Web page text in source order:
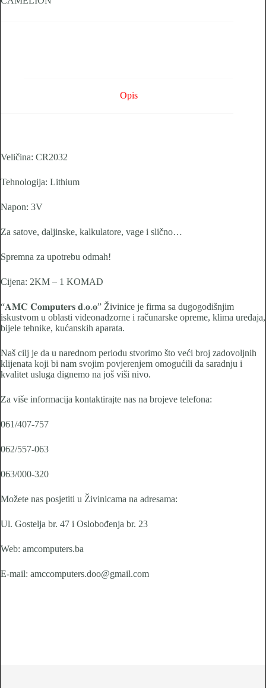
Opis
Veličina: CR2032
Tehnologija: Lithium
Napon: 3V
Za satove, daljinske, kalkulatore, vage i slično…
Spremna za upotrebu odmah!
Cijena: 2KM – 1 KOMAD
“𝐀𝐌𝐂 𝐂𝐨𝐦𝐩𝐮𝐭𝐞𝐫𝐬 𝐝.𝐨.𝐨” Živinice je firma sa dugogodišnjim
iskustvom u oblasti videonadzorne i računarske opreme, klima uređaja,
bijele tehnike, kućanskih aparata.
Naš cilj je da u narednom periodu stvorimo što veći broj zadovoljnih
klijenata koji bi nam svojim povjerenjem omogućili da saradnju i
kvalitet usluga dignemo na još viši nivo.
Za više informacija kontaktirajte nas na brojeve telefona:
061/407-757
062/557-063
063/000-320
Možete nas posjetiti u Živinicama na adresama:
Ul. Gostelja br. 47 i Oslobođenja br. 23
Web: amcomputers.ba
E-mail: amccomputers.doo@gmail.com